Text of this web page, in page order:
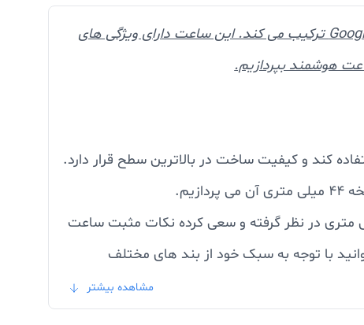
ویژگی اصلی گلکسی واچ 4 نرم افزار آن است که ظاهر و احساس پلتفرم تایزن سامسونگ را با عملکرد Google Wear OS ترکیب می کند. این ساعت دارای ویژگی های
هوشمند بپردازیم.
کند و کیفیت ساخت در بالاترین سطح قرار دارد.
4 سامسونگ واقعا خوب است. سامسونگ سه رنگ مشکی، نقره ای و سبز را برای نسخه 44 میلی متری در نظر گرفته و سعی کرده نکات مثبت ساعت
متری ساخته شده است و شما می توانید با توجه به سبک خود از بند های مختلف
تا بتوانید آن را با رنگ ساعت تنظیم کنید و از
مشاهده بیشتر